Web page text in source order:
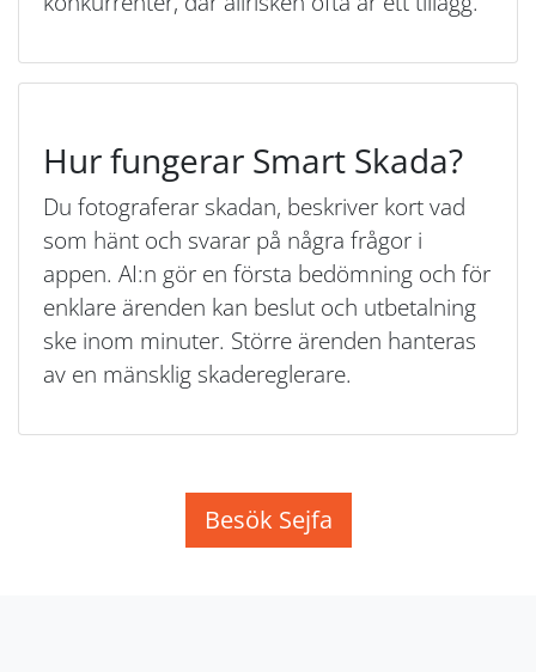
Hur fungerar Smart Skada?
Du fotograferar skadan, beskriver kort vad
som hänt och svarar på några frågor i
appen. AI:n gör en första bedömning och för
enklare ärenden kan beslut och utbetalning
ske inom minuter. Större ärenden hanteras
av en mänsklig skadereglerare.
Besök Sejfa